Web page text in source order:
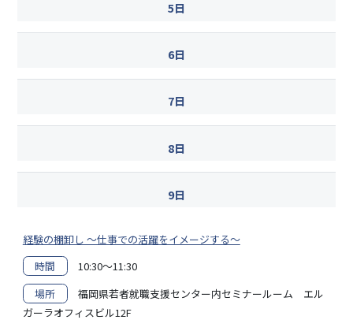
5日
6日
7日
8日
9日
経験の棚卸し ～仕事での活躍をイメージする～
時間
10:30～11:30
場所
福岡県若者就職支援センター内セミナールーム エル
ガーラオフィスビル12F